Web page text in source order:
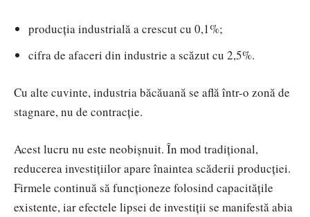
producția industrială a crescut cu 0,1%;
cifra de afaceri din industrie a scăzut cu 2,5%.
Cu alte cuvinte, industria băcăuană se află într-o zonă de
stagnare, nu de contracție.
Acest lucru nu este neobișnuit. În mod tradițional,
reducerea investițiilor apare înaintea scăderii producției.
Firmele continuă să funcționeze folosind capacitățile
existente, iar efectele lipsei de investiții se manifestă abia